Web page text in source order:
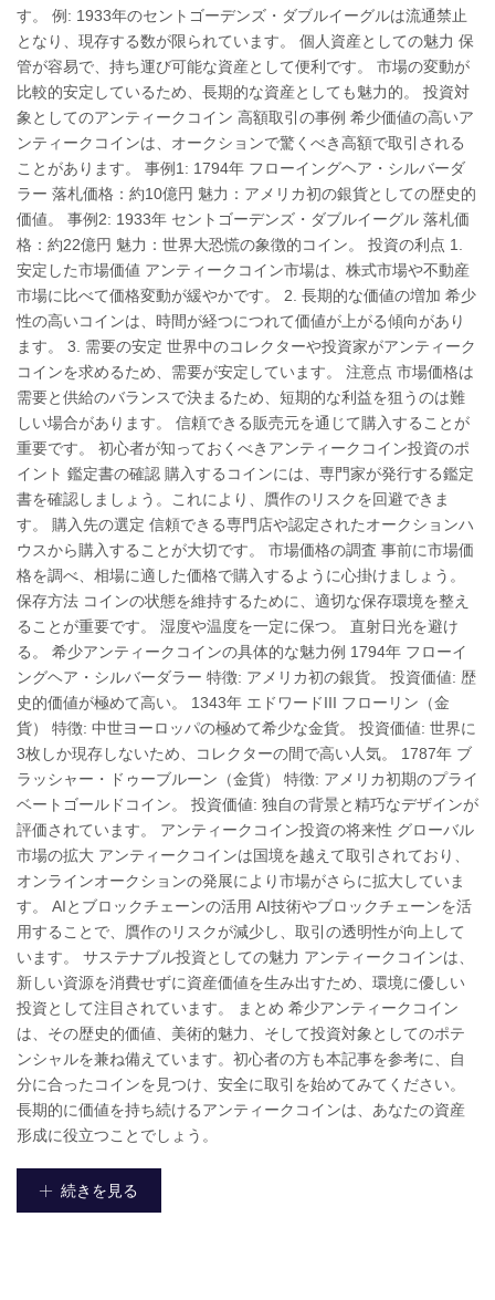
す。 例: 1933年のセントゴーデンズ・ダブルイーグルは流通禁止
となり、現存する数が限られています。 個人資産としての魅力 保
管が容易で、持ち運び可能な資産として便利です。 市場の変動が
比較的安定しているため、長期的な資産としても魅力的。 投資対
象としてのアンティークコイン 高額取引の事例 希少価値の高いア
ンティークコインは、オークションで驚くべき高額で取引される
ことがあります。 事例1: 1794年 フローイングヘア・シルバーダ
ラー 落札価格：約10億円 魅力：アメリカ初の銀貨としての歴史的
価値。 事例2: 1933年 セントゴーデンズ・ダブルイーグル 落札価
格：約22億円 魅力：世界大恐慌の象徴的コイン。 投資の利点 1.
安定した市場価値 アンティークコイン市場は、株式市場や不動産
市場に比べて価格変動が緩やかです。 2. 長期的な価値の増加 希少
性の高いコインは、時間が経つにつれて価値が上がる傾向があり
ます。 3. 需要の安定 世界中のコレクターや投資家がアンティーク
コインを求めるため、需要が安定しています。 注意点 市場価格は
需要と供給のバランスで決まるため、短期的な利益を狙うのは難
しい場合があります。 信頼できる販売元を通じて購入することが
重要です。 初心者が知っておくべきアンティークコイン投資のポ
イント 鑑定書の確認 購入するコインには、専門家が発行する鑑定
書を確認しましょう。これにより、贋作のリスクを回避できま
す。 購入先の選定 信頼できる専門店や認定されたオークションハ
ウスから購入することが大切です。 市場価格の調査 事前に市場価
格を調べ、相場に適した価格で購入するように心掛けましょう。
保存方法 コインの状態を維持するために、適切な保存環境を整え
ることが重要です。 湿度や温度を一定に保つ。 直射日光を避け
る。 希少アンティークコインの具体的な魅力例 1794年 フローイ
ングヘア・シルバーダラー 特徴: アメリカ初の銀貨。 投資価値: 歴
史的価値が極めて高い。 1343年 エドワードIII フローリン（金
貨） 特徴: 中世ヨーロッパの極めて希少な金貨。 投資価値: 世界に
3枚しか現存しないため、コレクターの間で高い人気。 1787年 ブ
ラッシャー・ドゥーブルーン（金貨） 特徴: アメリカ初期のプライ
ベートゴールドコイン。 投資価値: 独自の背景と精巧なデザインが
評価されています。 アンティークコイン投資の将来性 グローバル
市場の拡大 アンティークコインは国境を越えて取引されており、
オンラインオークションの発展により市場がさらに拡大していま
す。 AIとブロックチェーンの活用 AI技術やブロックチェーンを活
用することで、贋作のリスクが減少し、取引の透明性が向上して
います。 サステナブル投資としての魅力 アンティークコインは、
新しい資源を消費せずに資産価値を生み出すため、環境に優しい
投資として注目されています。 まとめ 希少アンティークコイン
は、その歴史的価値、美術的魅力、そして投資対象としてのポテ
ンシャルを兼ね備えています。初心者の方も本記事を参考に、自
分に合ったコインを見つけ、安全に取引を始めてみてください。
長期的に価値を持ち続けるアンティークコインは、あなたの資産
形成に役立つことでしょう。
続きを見る